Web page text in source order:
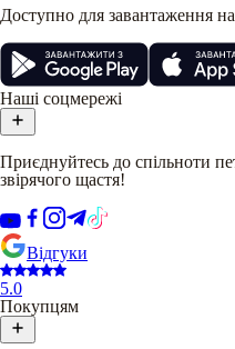
Доступно для завантаження
Наші соцмережі
Приєднуйтесь до спільноти
звірячого щастя!
Відгуки
5.0
Покупцям